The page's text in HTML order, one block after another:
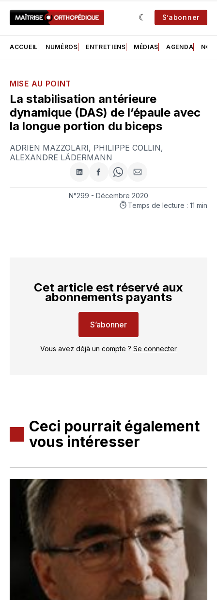
S’abonner
ACCUEIL NUMÉROS ENTRETIENS MÉDIAS AGENDA NOS
MISE AU POINT
La stabilisation antérieure
dynamique (DAS) de l’épaule avec
la longue portion du biceps
ADRIEN MAZZOLARI, PHILIPPE COLLIN,
ALEXANDRE LÄDERMANN
Partager
sur
LinkedIn
Partager
sur
Facebook
Share
on
WhatsApp
Partager
par
courriel
N°299 - Décembre 2020
Temps de lecture : 11 min
Cet article est réservé aux
abonnements payants
S’abonner
Vous avez déjà un compte ? Se connecter
Ceci pourrait également
vous intéresser